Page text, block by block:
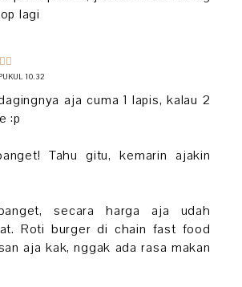
lagi
10.32
aja cuma 1 lapis, kalau 2
:p
Tahu gitu, kemarin ajakin
secara harga aja udah
Roti burger di chain fast food
aja kak, nggak ada rasa makan